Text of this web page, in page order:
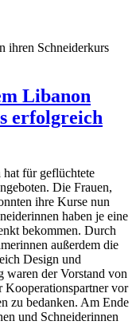
ihren Schneiderkurs
Libanon
erfolgreich
für geflüchtete
Die Frauen,
ihre Kurse nun
haben je eine
bekommen. Durch
außerdem die
Design und
waren der Vorstand von
Kooperationspartner vor
zu bedanken. Am Ende
und Schneiderinnen